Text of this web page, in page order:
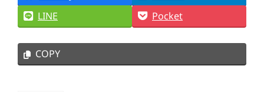
LINE
Pocket
COPY